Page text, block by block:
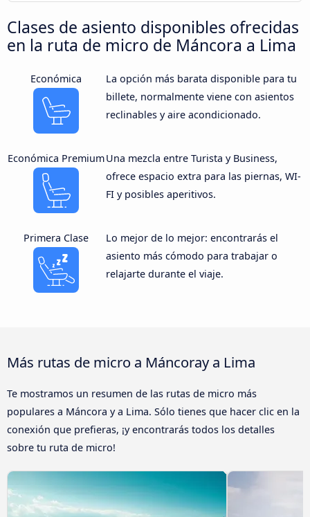
Clases de asiento disponibles ofrecidas
en la ruta de micro de Máncora a Lima
Económica
La opción más barata disponible para tu
billete, normalmente viene con asientos
reclinables y aire acondicionado.
Económica PremiumUna mezcla entre Turista y Business,
ofrece espacio extra para las piernas, WI-
FI y posibles aperitivos.
Primera Clase
Lo mejor de lo mejor: encontrarás el
asiento más cómodo para trabajar o
relajarte durante el viaje.
Más rutas de micro a Máncoray a Lima
Te mostramos un resumen de las rutas de micro más
populares a Máncora y a Lima. Sólo tienes que hacer clic en la
conexión que prefieras, ¡y encontrarás todos los detalles
sobre tu ruta de micro!